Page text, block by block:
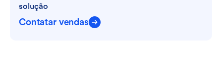
solução
Contatar vendas